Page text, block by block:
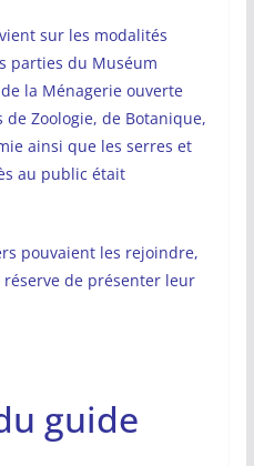
sur les modalités
parties du Muséum
la Ménagerie ouverte
Zoologie, de Botanique,
ainsi que les serres et
au public était
pouvaient les rejoindre,
de présenter leur
guide